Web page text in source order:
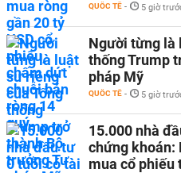
QUỐC TẾ - 5 giờ
Người từng là
thống Trump
pháp Mỹ
QUỐC TẾ - 5 giờ
15.000 nhà
chứng khoán:
mua cổ phiếu